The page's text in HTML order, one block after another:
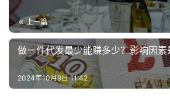
本
创
业
兼
职
2.然后卖方同意申请并给出退
快递公司退货，并在页面填写退货快
3.当买家点击“提交退货信息”
功。您可以点击查看资金去向，查看
上一篇
做一件代发最少能赚多少？影响因素
2024年10月9日 11:42